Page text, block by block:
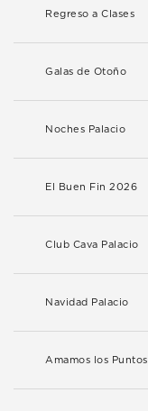
Regreso a Clases
Galas de Otoño
Noches Palacio
El Buen Fin 2026
Club Cava Palacio
Navidad Palacio
Amamos los Puntos